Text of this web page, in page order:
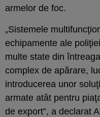
armelor de foc.
„Sistemele
echipamente ale
multe state din
complex de apărare,
introducerea unor
armate atât pentru
de export”, a declarat